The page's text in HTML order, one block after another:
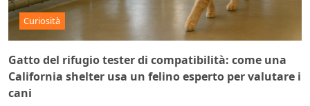
Curiosità
Gatto del rifugio tester di compatibilità: come una
California shelter usa un felino esperto per valutare i
cani